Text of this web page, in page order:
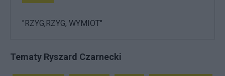
"RZYG,RZYG, WYMIOT"
Tematy Ryszard Czarnecki